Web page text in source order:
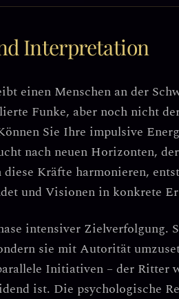
Interpretation
einen Menschen an der
Funke, aber noch nicht
Sie Ihre impulsive
nach neuen Horizonten,
Kräfte harmonieren,
und Visionen in konkrete
intensiver Zielverfolgung.
sie mit Autorität
Initiativen – der Ritter
ist. Die psychologische